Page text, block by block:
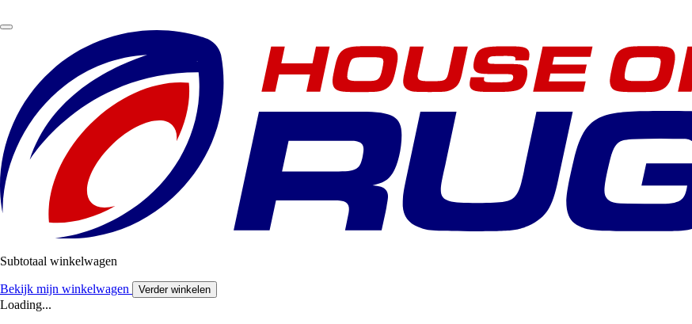
Subtotaal winkelwagen
Bekijk mijn winkelwagen Verder winkelen
Loading...